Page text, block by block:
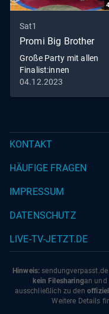
Sat1
Promi Big Brother
Große Party mit allen
Finalist:innen
04.12.2023
KONTAKT
HÄUFIGE FRAGEN
IMPRESSUM
DATENSCHUTZ
LIVE-TV-JETZT.DE
Hinweis: sendungverpasst.de
kein Filesharingan und
ausschließlich zu den
Weitere Details